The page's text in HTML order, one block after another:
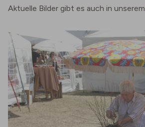
Aktuelle Bilder gibt es auch in unserem